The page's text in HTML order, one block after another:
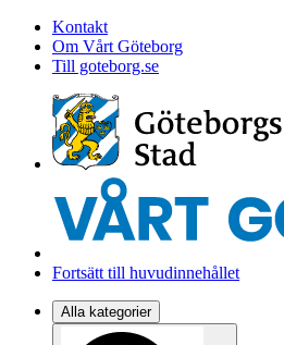
Kontakt
Om Vårt Göteborg
Till goteborg.se
Fortsätt till huvudinnehållet
Alla kategorier